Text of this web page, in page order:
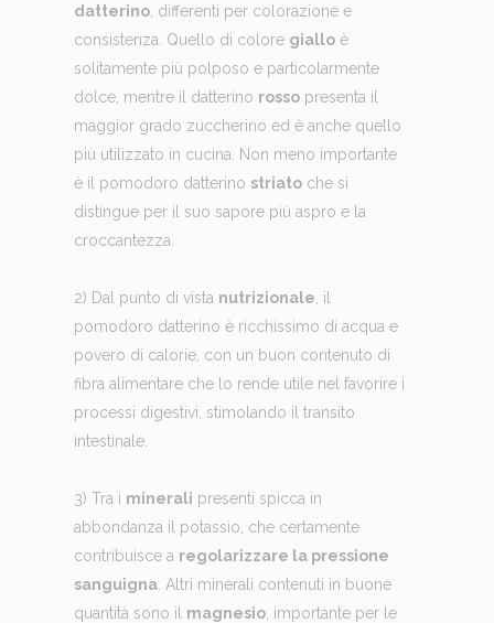
datterino, differenti per colorazione e
consistenza. Quello di colore gialloè
solitamente più polposo e particolarmente
dolce, mentre il datterino rossopresenta il
maggior grado zuccherino ed è anche quello
più utilizzato in cucina. Non meno importante
è il pomodoro datterino striatoche si
distingue per il suo sapore più aspro e la
croccantezza.
2) Dal punto di vista nutrizionale , il
pomodoro datterino è ricchissimo di acqua e
povero di calorie, con un buon contenuto di
fibra alimentare che lo rende utile nel favorire i
processi digestivi, stimolando il transito
intestinale.
3) Tra i minerali presenti spicca in
abbondanza il potassio, che certamente
contribuisce a regolarizzare la pressione
sanguigna. Altri minerali contenuti in buone
quantità sono il magnesio, importante per le